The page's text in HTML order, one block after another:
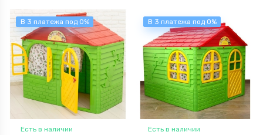
В 3 платежа под 0%
Есть в наличии
В 3 платежа под 0%
Есть в наличии